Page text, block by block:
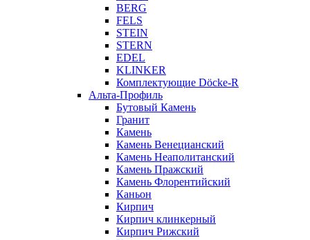
BERG
FELS
STEIN
STERN
EDEL
KLINKER
Комплектующие Döcke-R
Альта-Профиль
Бутовый Камень
Гранит
Камень
Камень Венецианский
Камень Неаполитанский
Камень Пражский
Камень Флорентийский
Каньон
Кирпич
Кирпич клинкерный
Кирпич Рижский